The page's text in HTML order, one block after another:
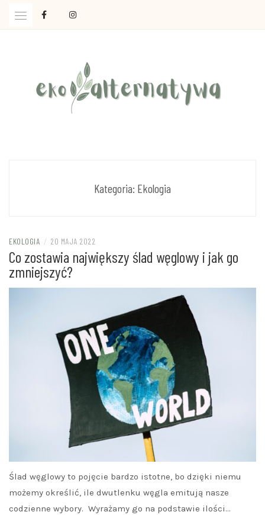
Kategoria: Ekologia
EKOLOGIA / 20 MAJA 2022
Co zostawia największy ślad węglowy i jak go
zmniejszyć?
Ślad węglowy to pojęcie bardzo istotne, bo dzięki niemu
możemy określić, ile dwutlenku węgla emitują nasze
codzienne wybory. Wyrażamy go na podstawie ilości…